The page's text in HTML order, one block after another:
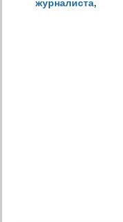
журналиста,